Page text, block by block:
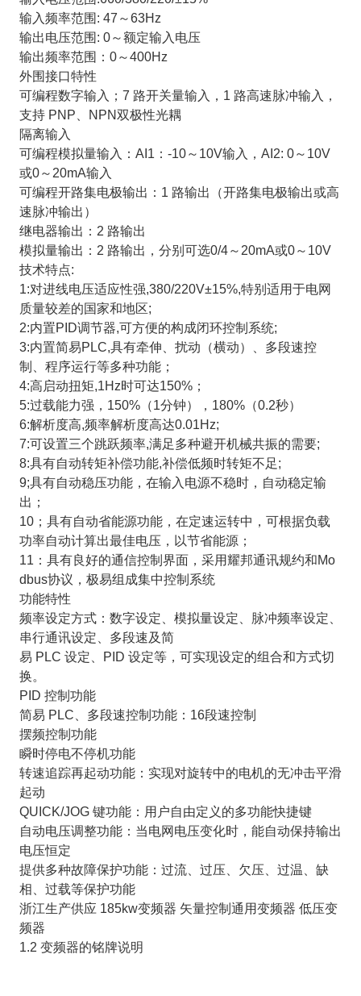
输入频率范围: 47～63Hz
输出电压范围: 0～额定输入电压
输出频率范围：0～400Hz
外围接口特性
可编程数字输入；7 路开关量输入，1 路高速脉冲输入，
支持 PNP、NPN双极性光耦
隔离输入
可编程模拟量输入：AI1：-10～10V输入，AI2: 0～10V
或0～20mA输入
可编程开路集电极输出：1 路输出（开路集电极输出或高
速脉冲输出）
继电器输出：2 路输出
模拟量输出：2 路输出，分别可选0/4～20mA或0～10V
技术特点:
1:对进线电压适应性强,380/220V±15%,特别适用于电网
质量较差的国家和地区;
2:内置PID调节器,可方便的构成闭环控制系统;
3:内置简易PLC,具有牵伸、扰动（横动）、多段速控
制、程序运行等多种功能；
4:高启动扭矩,1Hz时可达150%；
5:过载能力强，150%（1分钟），180%（0.2秒）
6:解析度高,频率解析度高达0.01Hz;
7:可设置三个跳跃频率,满足多种避开机械共振的需要;
8:具有自动转矩补偿功能,补偿低频时转矩不足;
9;具有自动稳压功能，在输入电源不稳时，自动稳定输
出；
10；具有自动省能源功能，在定速运转中，可根据负载
功率自动计算出最佳电压，以节省能源；
11：具有良好的通信控制界面，采用耀邦通讯规约和Mo
dbus协议，极易组成集中控制系统
功能特性
频率设定方式：数字设定、模拟量设定、脉冲频率设定、
串行通讯设定、多段速及简
易 PLC 设定、PID 设定等，可实现设定的组合和方式切
换。
PID 控制功能
简易 PLC、多段速控制功能：16段速控制
摆频控制功能
瞬时停电不停机功能
转速追踪再起动功能：实现对旋转中的电机的无冲击平滑
起动
QUICK/JOG 键功能：用户自由定义的多功能快捷键
自动电压调整功能：当电网电压变化时，能自动保持输出
电压恒定
提供多种故障保护功能：过流、过压、欠压、过温、缺
相、过载等保护功能
浙江生产供应 185kw变频器 矢量控制通用变频器 低压变
频器
1.2 变频器的铭牌说明